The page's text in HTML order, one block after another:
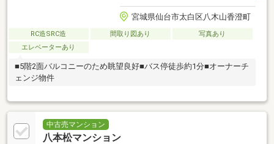
宮城県仙台市太白区八木山香澄町
RC造SRC造 間取り図あり
写真あり
エレベーターあり
■5階2面バルコニーのため眺望良好■バス停徒歩約1分■オーナーチ
ェンジ物件
中古売マンション
八本松マンション